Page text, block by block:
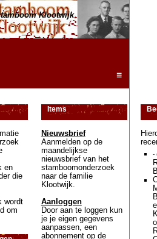
Klootwijk
☰
en
die
wordt
om
Items
Nieuwsbrief
Aanmelden op de
maandelijkse
nieuwsbrief van het
stamboomonderzoek
naar de familie
Klootwijk.
Aanloggen
Door aan te loggen kun
je je eigen gegevens
aanpassen, een
abonnement op de
-